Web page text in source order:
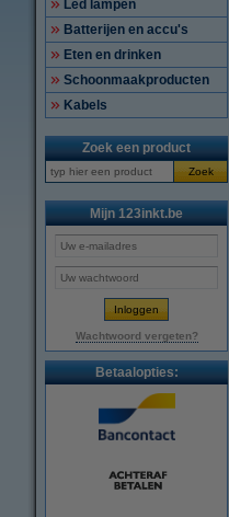
Led lampen
Batterijen en accu's
Eten en drinken
Schoonmaakproducten
Kabels
Zoek een product
Zoek
Mijn 123inkt.be
Wachtwoord vergeten?
Betaalopties: